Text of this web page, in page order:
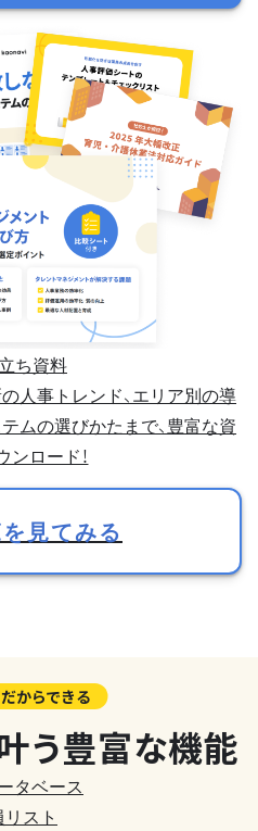
ち資料
人事トレンド、エリア別の導
ムの選びかたまで、豊富な資
ンロード！
見てみる
からできる
叶う豊富な機能
タベース
スト